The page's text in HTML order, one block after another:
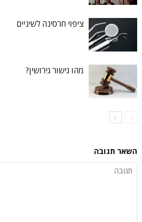
ציפוי חרסינה לשיניים
מהו גישור גירושין?
השאר תגובה